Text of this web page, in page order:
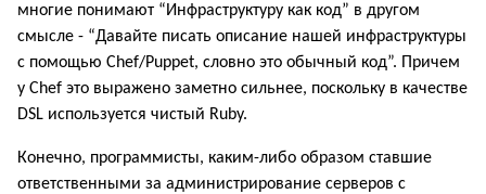
многие понимают “Инфраструктуру как код” в другом
смысле - “Давайте писать описание нашей инфраструктуры
с помощью Chef/Puppet, словно это обычный код”. Причем
у Chef это выражено заметно сильнее, поскольку в качестве
DSL используется чистый Ruby.
Конечно, программисты, каким-либо образом ставшие
ответственными за администрирование серверов с